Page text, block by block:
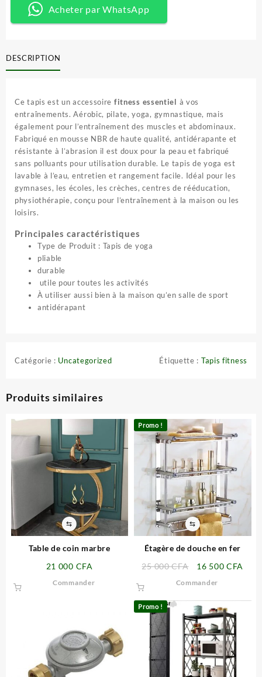
500 CFA.
500 CFA.
sport
pour
Acheter par WhatsApp
DESCRIPTION
Ce tapis est un accessoire fitness essentiel à vos
entraînements. Aérobic, pilate, yoga, gymnastique, mais
également pour l’entraînement des muscles et abdominaux.
Fabriqué en mousse NBR de haute qualité, antidérapante et
résistante à l’abrasion il est doux pour la peau et fabriqué
sans polluants pour utilisation durable. Le tapis de yoga est
lavable à l’eau, entretien et rangement facile. Idéal pour les
gymnases, les écoles, les crèches, centres de rééducation,
physiothérapie, conçu pour l’entraînement à la maison ou les
loisirs.
Principales caractéristiques
Type de Produit : Tapis de yoga
pliable
durable
utile pour toutes les activités
À utiliser aussi bien à la maison qu’en salle de sport
antidérapant
Catégorie : Uncategorized Étiquette : Tapis fitness
Produits similaires
⇆
Table de coin marbre
21 000 CFA
Commander
Promo !
⇆
Étagère de douche en fer
25 000CFA
Le
prix
était :
25
000 CFA.
16 500CFA
est :
Commander
Promo !